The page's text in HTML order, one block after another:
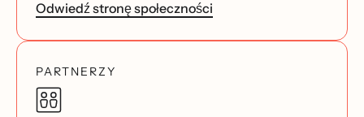
Odwiedź stronę społeczności
PARTNERZY